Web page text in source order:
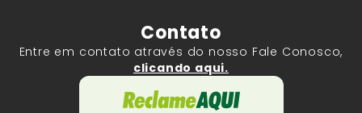
Contato
Entre em contato através do nosso Fale Conosco,
clicando aqui.